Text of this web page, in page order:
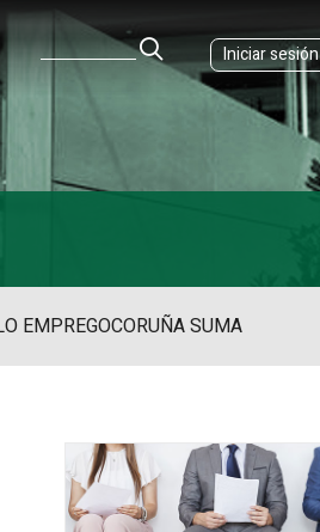
Iniciar sesión
EMPREGOCORUÑA SUMA